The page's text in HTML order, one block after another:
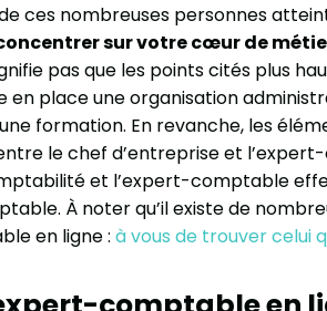
ces nombreuses personnes
sur votre cœur de
pas que les points cités plus
en place une organisation
formation. En revanche, les
le chef d’entreprise et
et l’expert-comptable
À noter qu’il existe de
en ligne : à vous de trouver celui